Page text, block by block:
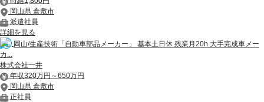
岡山県 倉敷市
派遣社員
詳細を見る
岡山/生産技術「自動車部品メーカー」 基本土日休 残業月20h 大手完成車メー
カ...
株式会社一井
年収320万円～650万円
岡山県 倉敷市
正社員